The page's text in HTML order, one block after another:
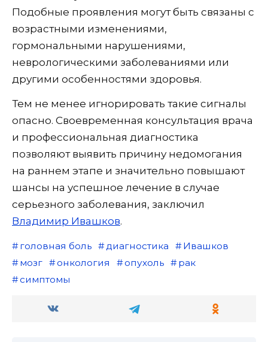
Подобные проявления могут быть связаны с
возрастными изменениями,
гормональными нарушениями,
неврологическими заболеваниями или
другими особенностями здоровья.
Тем не менее игнорировать такие сигналы
опасно. Своевременная консультация врача
и профессиональная диагностика
позволяют выявить причину недомогания
на раннем этапе и значительно повышают
шансы на успешное лечение в случае
серьезного заболевания, заключил
Владимир Ивашков.
головная боль диагностика
Ивашков
мозг
онкология опухоль
рак
симптомы